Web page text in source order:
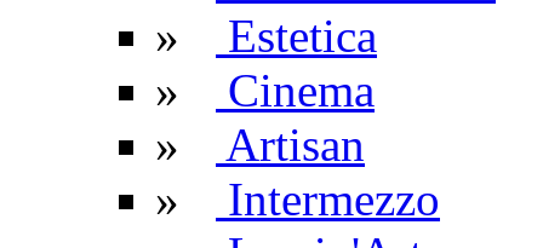
»
Estetica
»
Cinema
»
Artisan
»
Intermezzo